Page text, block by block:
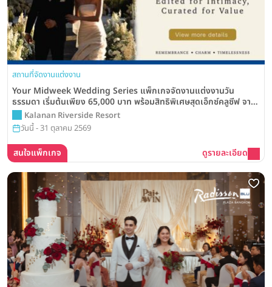
สถานที่จัดงานแต่งงาน
Your Midweek Wedding Series แพ็กเกจจัดงานแต่งงานวัน
ธรรมดา เริ่มต้นเพียง 65,000 บาท พร้อมสิทธิพิเศษสุดเอ็กซ์คลูซีฟ จาก
Kalanan Riverside Resort
Kalanan Riverside Resort
วันนี้ - 31 ตุลาคม 2569
สนใจแพ็กเกจ ดูรายละเอียด